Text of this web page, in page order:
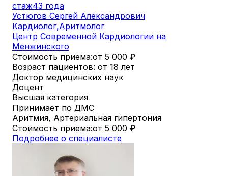
стаж43 года
Устюгов Сергей Александрович
Кардиолог,Аритмолог
Центр Современной Кардиологии на
Менжинского
Стоимость приема:от 5 000 ₽
Возраст пациентов: от 18 лет
Доктор медицинских наук
Доцент
Высшая категория
Принимает по ДМС
Аритмия, Артериальная гипертония
Стоимость приема:от 5 000 ₽
Подробнее о специалисте